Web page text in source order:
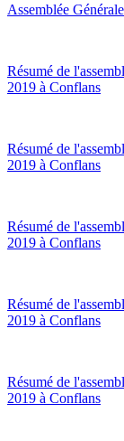
Assemblée
Résumé de
2019 à Conflans
Résumé de
2019 à Conflans
Résumé de
2019 à Conflans
Résumé de
2019 à Conflans
Résumé de
2019 à Conflans